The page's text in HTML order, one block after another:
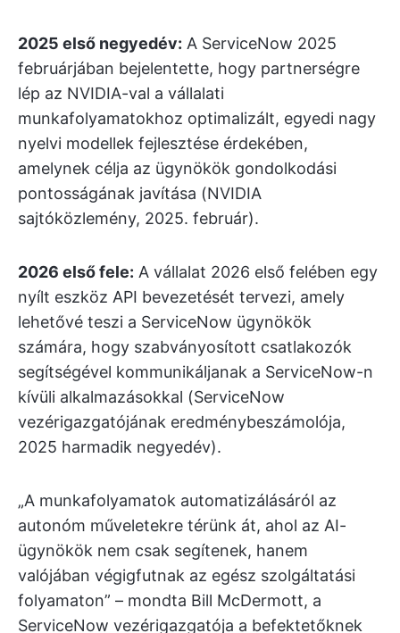
2025 első negyedév: A ServiceNow 2025
februárjában bejelentette, hogy partnerségre
lép az NVIDIA-val a vállalati
munkafolyamatokhoz optimalizált, egyedi nagy
nyelvi modellek fejlesztése érdekében,
amelynek célja az ügynökök gondolkodási
pontosságának javítása (NVIDIA
sajtóközlemény, 2025. február).
2026 első fele: A vállalat 2026 első felében egy
nyílt eszköz API bevezetését tervezi, amely
lehetővé teszi a ServiceNow ügynökök
számára, hogy szabványosított csatlakozók
segítségével kommunikáljanak a ServiceNow-n
kívüli alkalmazásokkal (ServiceNow
vezérigazgatójának eredménybeszámolója,
2025 harmadik negyedév).
„A munkafolyamatok automatizálásáról az
autonóm műveletekre térünk át, ahol az AI-
ügynökök nem csak segítenek, hanem
valójában végigfutnak az egész szolgáltatási
folyamaton” – mondta Bill McDermott, a
ServiceNow vezérigazgatója a befektetőknek